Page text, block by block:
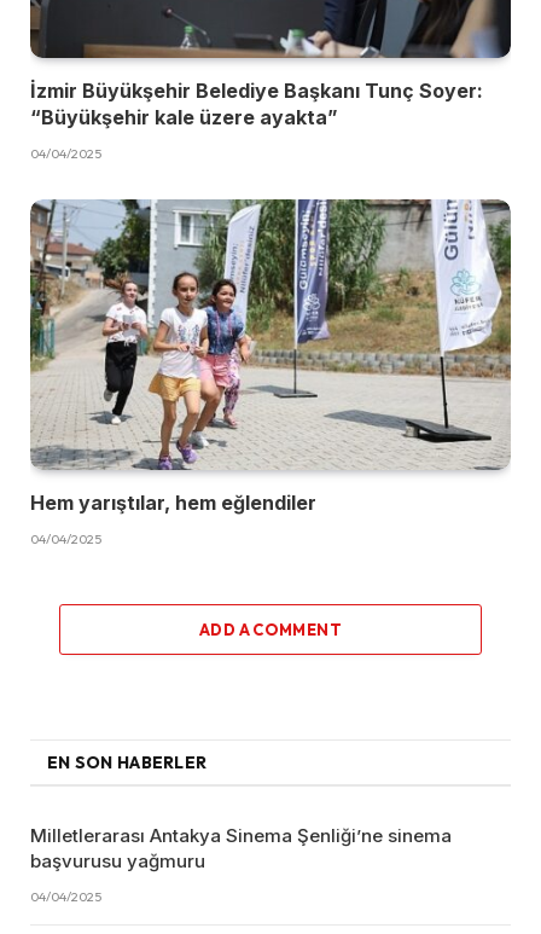
İzmir Büyükşehir Belediye Başkanı Tunç Soyer:
“Büyükşehir kale üzere ayakta”
04/04/2025
Hem yarıştılar, hem eğlendiler
04/04/2025
ADD A COMMENT
EN SON HABERLER
Milletlerarası Antakya Sinema Şenliği’ne sinema
başvurusu yağmuru
04/04/2025